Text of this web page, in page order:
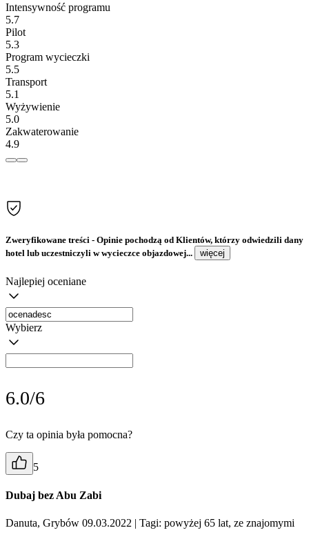
Intensywność programu
5.7
Pilot
5.3
Program wycieczki
5.5
Transport
5.1
Wyżywienie
5.0
Zakwaterowanie
4.9
Zweryfikowane treści - Opinie pochodzą od Klientów, którzy odwiedzili dany
hotel lub uczestniczyli w wycieczce objazdowej...
więcej
Najlepiej oceniane
Wybierz
6.0/6
Czy ta opinia była pomocna?
5
Dubaj bez Abu Zabi
Danuta, Grybów 09.03.2022 | Tagi: powyżej 65 lat, ze znajomymi